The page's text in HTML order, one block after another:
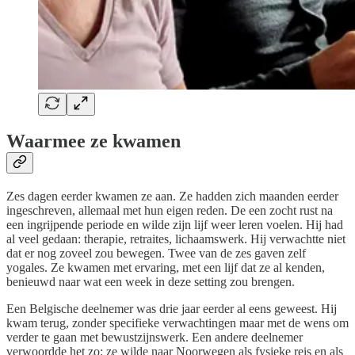
Waarmee ze kwamen
Zes dagen eerder kwamen ze aan. Ze hadden zich maanden eerder
ingeschreven, allemaal met hun eigen reden. De een zocht rust na
een ingrijpende periode en wilde zijn lijf weer leren voelen. Hij had
al veel gedaan: therapie, retraites, lichaamswerk. Hij verwachtte niet
dat er nog zoveel zou bewegen. Twee van de zes gaven zelf
yogales. Ze kwamen met ervaring, met een lijf dat ze al kenden,
benieuwd naar wat een week in deze setting zou brengen.
Een Belgische deelnemer was drie jaar eerder al eens geweest. Hij
kwam terug, zonder specifieke verwachtingen maar met de wens om
verder te gaan met bewustzijnswerk. Een andere deelnemer
verwoordde het zo: ze wilde naar Noorwegen als fysieke reis en als